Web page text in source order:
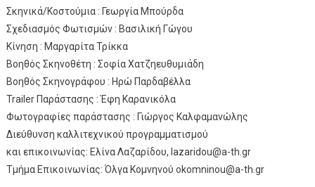
Σκηνικά/Κοστούμια : Γεωργία Μπούρδα
Σχεδιασμός Φωτισμών : Βασιλική Γώγου
Κίνηση : Μαργαρίτα Τρίκκα
Βοηθός Σκηνοθέτη : Σοφία Χατζηευθυμιάδη
Βοηθός Σκηνογράφου : Ηρώ Παρδαβέλλα
Trailer Παράστασης : Έφη Καρανικόλα
Φωτογραφίες παράστασης : Γιώργος Καλφαμανώλης
Διεύθυνση καλλιτεχνικού προγραμματισμού
και επικοινωνίας: Ελίνα Λαζαρίδου, lazaridou@a-th.gr
Τμήμα Επικοινωνίας: Όλγα Κομνηνού okomninou@a-th.gr